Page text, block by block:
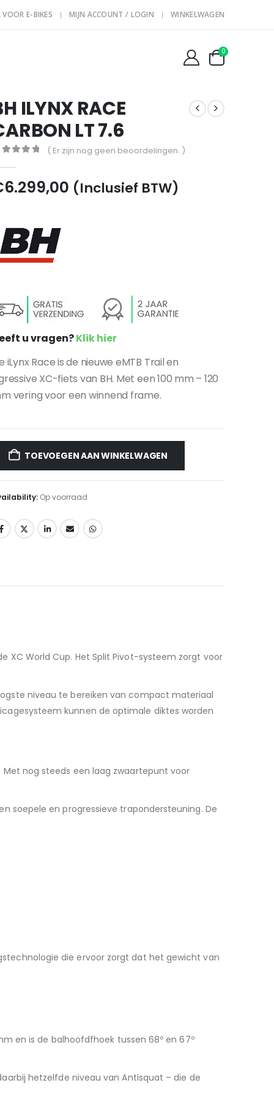
E-BIKES MIJN ACCOUNT / LOGIN WINKELWAGEN
0
ILYNX RACE
LT 7.6
( Er zijn nog geen beoordelingen. )
6.299,00 (Inclusief BTW)
u vragen?Klik hier
iLynx Race is de nieuwe eMTB Trail en
XC-fiets van BH. Met een 100 mm – 120
vering voor een winnend frame.
TOEVOEGEN AAN WINKELWAGEN
Op voorraad
XC World Cup. Het Split Pivot-systeem zorgt voor
niveau te bereiken van compact materiaal
kunnen de optimale diktes worden
Met nog steeds een laag zwaartepunt voor
soepele en progressieve trapondersteuning. De
die ervoor zorgt dat het gewicht van
en is de balhoofdfhoek tussen 68º en 67º
hetzelfde niveau van Antisquat – die de